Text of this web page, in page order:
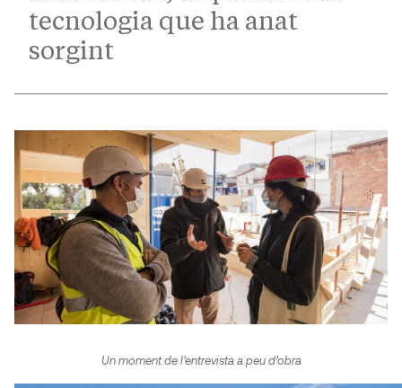
tecnologia que ha anat
sorgint
Un moment de l’entrevista a peu d’obra